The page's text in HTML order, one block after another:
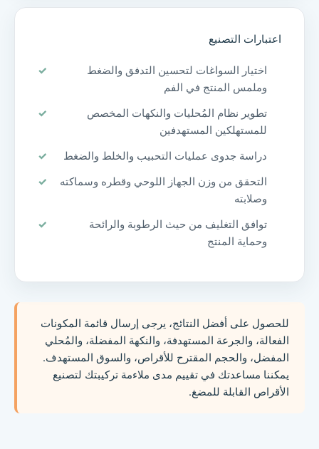
اعتبارات التصنيع
اختيار السواغات لتحسين التدفق والضغط
وملمس المنتج في الفم
تطوير نظام المُحليات والنكهات المخصص
للمستهلكين المستهدفين
دراسة جدوى عمليات التحبيب والخلط والضغط
التحقق من وزن الجهاز اللوحي وقطره وسماكته
وصلابته
توافق التغليف من حيث الرطوبة والرائحة
وحماية المنتج
للحصول على أفضل النتائج، يرجى إرسال قائمة المكونات
الفعالة، والجرعة المستهدفة، والنكهة المفضلة، والمُحلي
المفضل، والحجم المقترح للأقراص، والسوق المستهدف.
يمكننا مساعدتك في تقييم مدى ملاءمة تركيبتك لتصنيع
الأقراص القابلة للمضغ.